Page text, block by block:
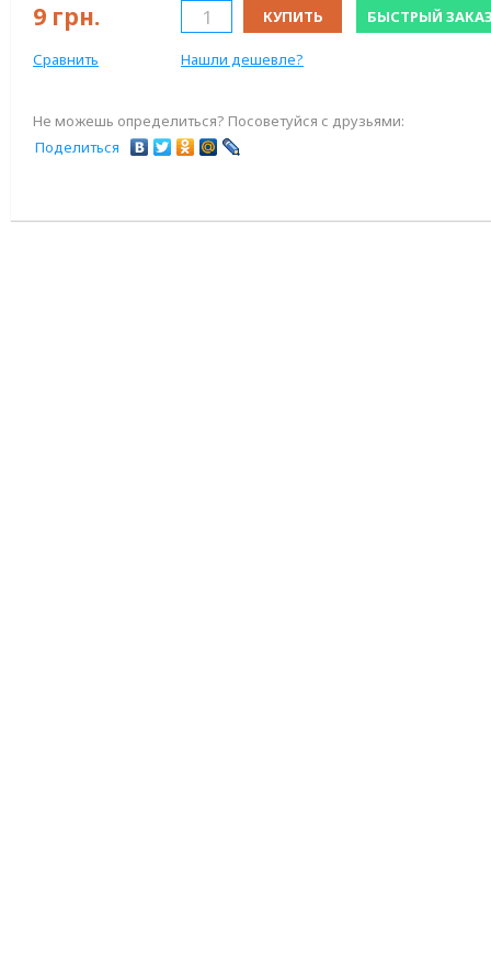
9 грн. КУПИТЬ БЫСТРЫЙ
Сравнить Нашли дешевле?
Не можешь определиться? Посоветуйся с друзьями:
Поделиться